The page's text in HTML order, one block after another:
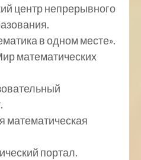
центр непрерывного
в одном месте».
математических
математическая
портал.